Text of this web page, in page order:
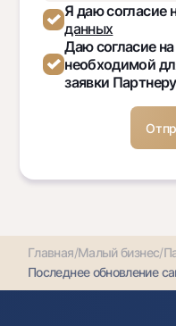
Я даю согласие
данных
Даю согласие
необходимой
заявки
Главная/Малый бизнес/
Последнее обновление